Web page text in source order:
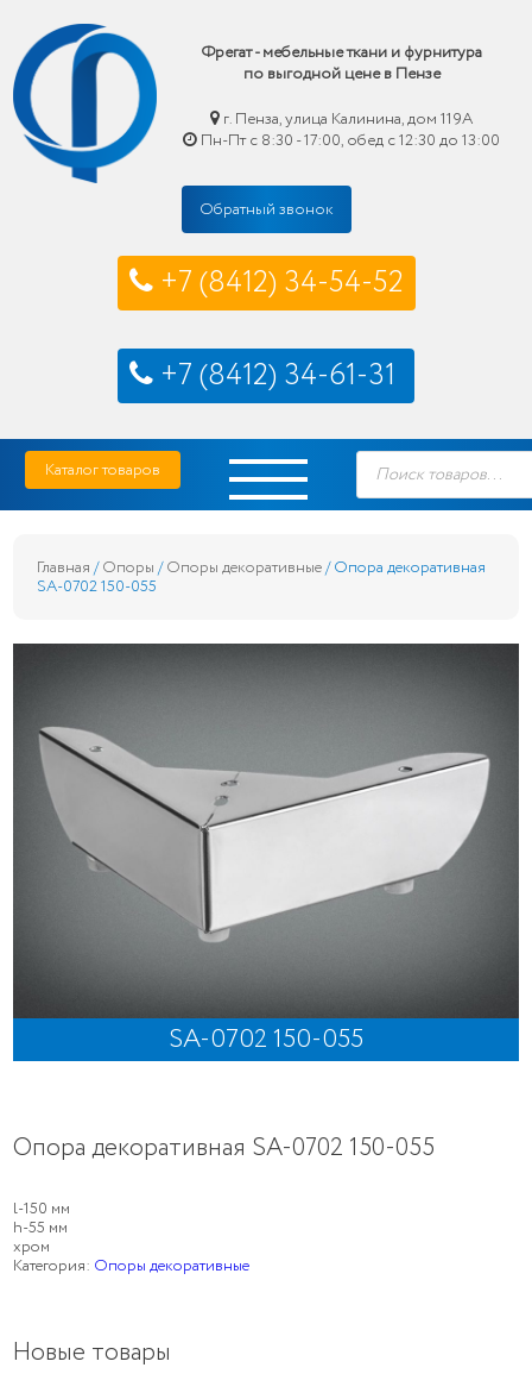
Фрегат - мебельные ткани и фурнитура
по выгодной цене в Пензе
г. Пенза, улица Калинина, дом 119А
Пн-Пт с 8:30 - 17:00, обед с 12:30 до 13:00
Обратный звонок
+7 (8412) 34-54-52
+7 (8412) 34-61-31
Skip
content
Фрегат — мебельные ткани и фурнитура купить по выгодной цене в Пензе
Каталог товаров
Поиск
товаров
Главная /Опоры /Опоры декоративные/ Опора декоративная
SA-0702 150-055
SA-0702 150-055
Опора декоративная SA-0702 150-055
l-150 мм
h-55 мм
хром
Категория: Опоры декоративные
Новые товары